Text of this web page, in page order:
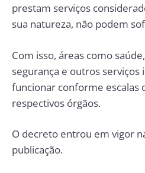
prestam serviços
sua natureza, não podem
Com isso, áreas como
segurança e outros serviços
funcionar conforme escalas
respectivos órgãos.
O decreto entrou em vigor
publicação.